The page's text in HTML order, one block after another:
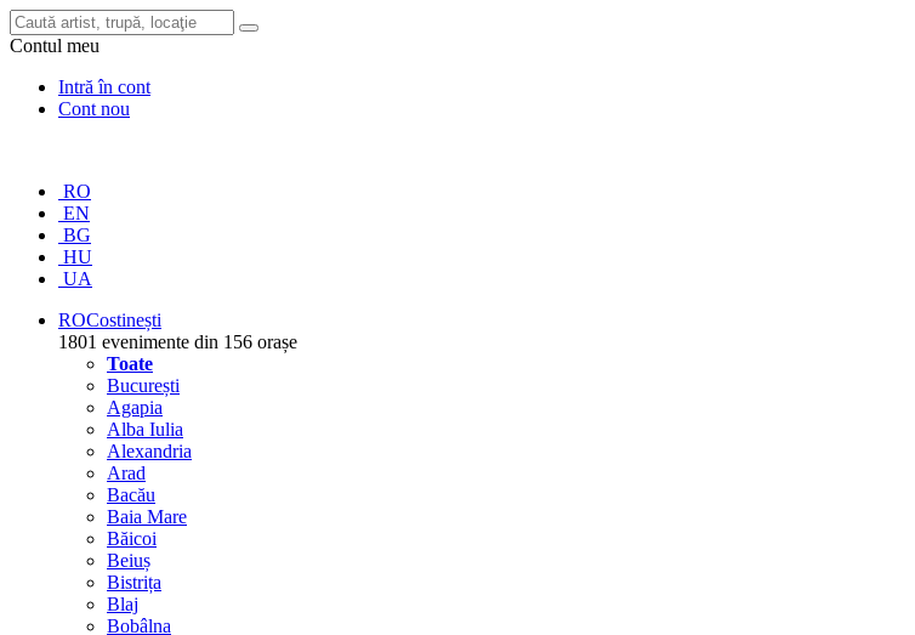
Contul meu
Intră în cont
Cont nou
RO
EN
BG
HU
UA
ROCostinești
1801 evenimente din 156 orașe
Toate
București
Agapia
Alba Iulia
Alexandria
Arad
Bacău
Baia Mare
Băicoi
Beiuș
Bistrița
Blaj
Bobâlna